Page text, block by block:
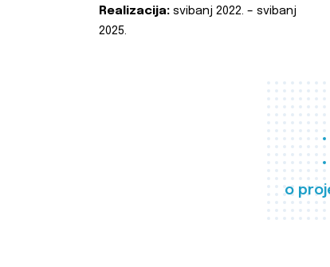
o
Realizacija: svibanj 2022. – svibanj
2025.